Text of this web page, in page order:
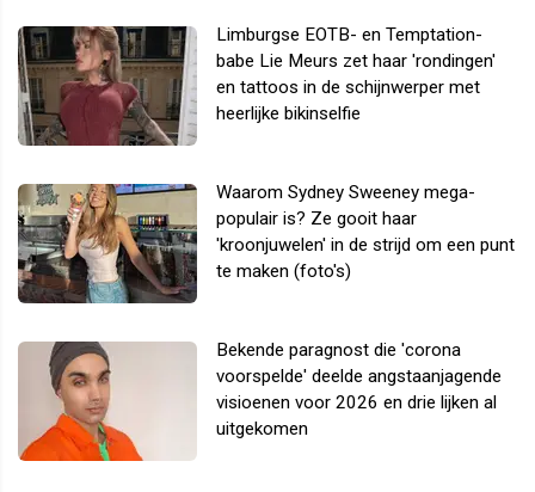
Limburgse EOTB- en Temptation-
babe Lie Meurs zet haar 'rondingen'
en tattoos in de schijnwerper met
heerlijke bikinselfie
Waarom Sydney Sweeney mega-
populair is? Ze gooit haar
'kroonjuwelen' in de strijd om een punt
te maken (foto's)
Bekende paragnost die 'corona
voorspelde' deelde angstaanjagende
visioenen voor 2026 en drie lijken al
uitgekomen